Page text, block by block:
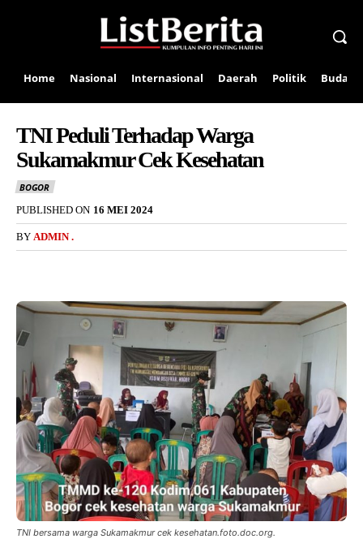
Home Nasional Internasional Daerah Politik Budaya
TNI Peduli Terhadap Warga
Sukamakmur Cek Kesehatan
BOGOR
PUBLISHED ON 16 MEI 2024
BY ADMIN .
TNI bersama warga Sukamakmur cek kesehatan.foto.doc.org.